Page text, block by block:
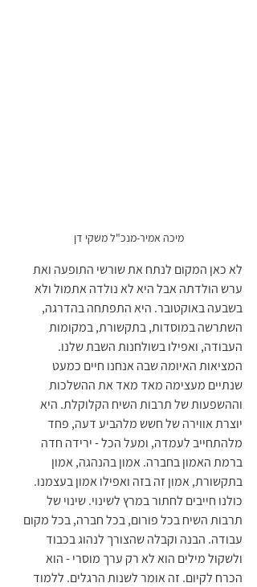
מיכה אמיר-מנכ"ל משקי דן
לא כאן המקום לנתח את שורשי התופעה ואת
ערש הולדתה אבל היא לא נולדה אתמול ולא
בשבעה באוקטובר. היא התפתחה בהדרגה,
השתרשה במוסדות, בתקשורת, במקומות
העבודה, ואפילו בשולחנות השבת שלנו.
המציאות האיומה שבה אנחנו חיים כמעט
שנתיים מעצימה מאד מאד את ההשלכות
וההשפעות של תרבות השיח הקלוקלת. היא
יוצרת אווירה של חשש מלהביע דעה, פחד
מלהתחייב לעמדה, ומעל הכל - ירידה חדה
ברמת האמון בחברה. אמון בהנהגה, אמון
בתקשורת, אמון זה בזה ואפילו אמון בעצמנו.
כולנו חייבים לחתור במרץ לשינוי. שינוי של
תרבות השיח בכל פורום, בכל חברה, בכל מקום
עבודה. הבנה וקבלה שהצורך לנהוג בכבוד
ולשקול מילים הוא לא רק ערך מוסרי - הוא
הכרח לקיום. זה אומר לשנות הרגלים. ללמוד